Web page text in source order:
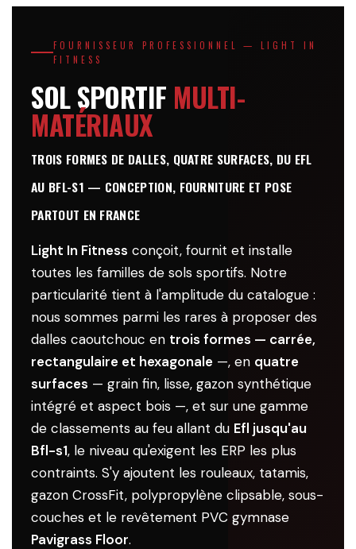
FOURNISSEUR PROFESSIONNEL — LIGHT IN
FITNESS
SOL SPORTIF MULTI-
MATÉRIAUX
TROIS FORMES DE DALLES, QUATRE SURFACES, DU EFL
AU BFL-S1 — CONCEPTION, FOURNITURE ET POSE
PARTOUT EN FRANCE
Light In Fitness conçoit, fournit et installe
toutes les familles de sols sportifs. Notre
particularité tient à l'amplitude du catalogue :
nous sommes parmi les rares à proposer des
dalles caoutchouc en trois formes — carrée,
rectangulaire et hexagonale —, en quatre
surfaces — grain fin, lisse, gazon synthétique
intégré et aspect bois —, et sur une gamme
de classements au feu allant du Efl jusqu'au
Bfl-s1, le niveau qu'exigent les ERP les plus
contraints. S'y ajoutent les rouleaux, tatamis,
gazon CrossFit, polypropylène clipsable, sous-
couches et le revêtement PVC gymnase
Pavigrass Floor.